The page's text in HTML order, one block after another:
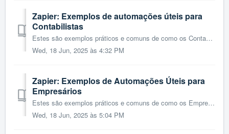
Zapier: Exemplos de automações úteis para
Contabilistas
Estes são exemplos práticos e comuns de como os Contabilistas Certificados podem usar a integração com o Zapier para aumentar a eficiência do seu trabalho: ...
Wed, 18 Jun, 2025 às 4:32 PM
Zapier: Exemplos de Automações Úteis para
Empresários
Estes são exemplos práticos e comuns de como os Empresários podem usar a integração com o Zapier para aumentar a eficiência do seu trabalho: 1. Criar cl...
Wed, 18 Jun, 2025 às 5:04 PM